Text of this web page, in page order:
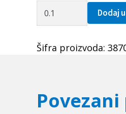
Zupcasti
0488
Dodaj
Šifra proizvoda: